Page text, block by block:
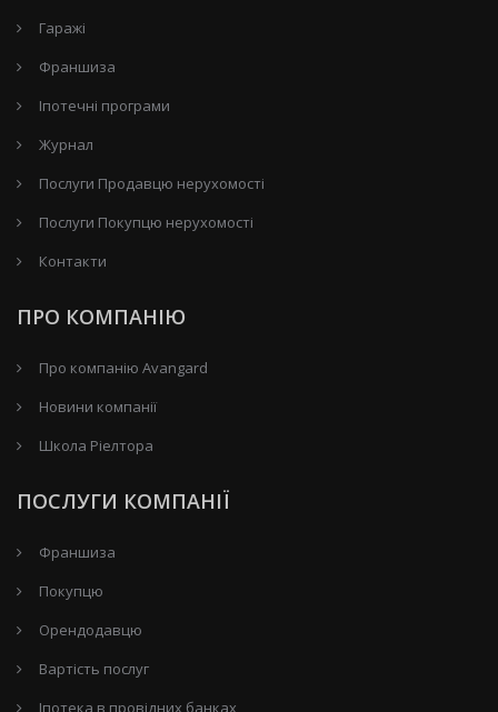
Гаражі
Франшиза
Іпотечні програми
Журнал
Послуги Продавцю нерухомості
Послуги Покупцю нерухомості
Контакти
ПРО КОМПАНІЮ
Про компанію Avangard
Новини компанії
Школа Ріелтора
ПОСЛУГИ КОМПАНІЇ
Франшиза
Покупцю
Орендодавцю
Вартість послуг
Іпотека в провідних банках